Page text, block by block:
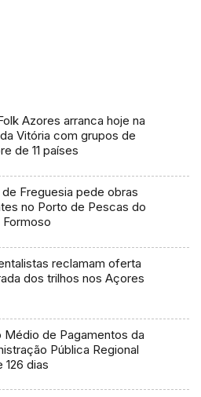
Azores arranca hoje na
Vitória com grupos de
de 11 países
de Freguesia pede obras
no Porto de Pescas do
reclamam oferta
dos trilhos nos Açores
Médio de Pagamentos da
Pública Regional
126 dias